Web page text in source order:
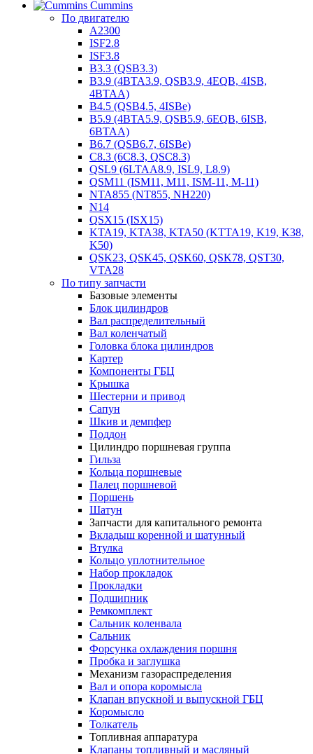
Cummins
По двигателю
A2300
ISF2.8
ISF3.8
B3.3 (QSB3.3)
B3.9 (4BTA3.9, QSB3.9, 4EQB, 4ISB,
4BTAA)
B4.5 (QSB4.5, 4ISBe)
B5.9 (4BTA5.9, QSB5.9, 6EQB, 6ISB,
6BTAA)
B6.7 (QSB6.7, 6ISBe)
C8.3 (6C8.3, QSC8.3)
QSL9 (6LTAA8.9, ISL9, L8.9)
QSM11 (ISM11, M11, ISM-11, M-11)
NTA855 (NT855, NH220)
N14
QSX15 (ISX15)
KTA19, KTA38, KTA50 (KTTA19, K19, K38,
K50)
QSK23, QSK45, QSK60, QSK78, QST30,
VTA28
По типу запчасти
Базовые элементы
Блок цилиндров
Вал распределительный
Вал коленчатый
Головка блока цилиндров
Картер
Компоненты ГБЦ
Крышка
Шестерни и привод
Сапун
Шкив и демпфер
Поддон
Цилиндро поршневая группа
Гильза
Кольца поршневые
Палец поршневой
Поршень
Шатун
Запчасти для капитального ремонта
Вкладыш коренной и шатунный
Втулка
Кольцо уплотнительное
Набор прокладок
Прокладки
Подшипник
Ремкомплект
Сальник коленвала
Сальник
Форсунка охлаждения поршня
Пробка и заглушка
Механизм газораспределения
Вал и опора коромысла
Клапан впускной и выпускной ГБЦ
Коромысло
Толкатель
Топливная аппаратура
Клапаны топливный и масляный